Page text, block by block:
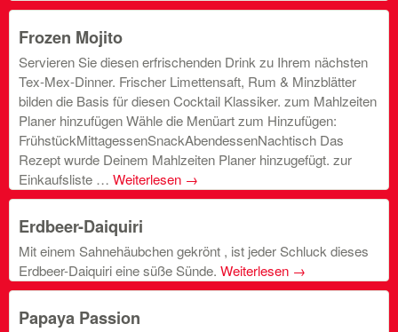
Frozen Mojito
Servieren Sie diesen erfrischenden Drink zu Ihrem nächsten
Tex-Mex-Dinner. Frischer Limettensaft, Rum & Minzblätter
bilden die Basis für diesen Cocktail Klassiker. zum Mahlzeiten
Planer hinzufügen Wähle die Menüart zum Hinzufügen:
FrühstückMittagessenSnackAbendessenNachtisch Das
Rezept wurde Deinem Mahlzeiten Planer hinzugefügt. zur
Einkaufsliste … Weiterlesen →
Erdbeer-Daiquiri
Mit einem Sahnehäubchen gekrönt , ist jeder Schluck dieses
Erdbeer-Daiquiri eine süße Sünde. Weiterlesen →
Papaya Passion